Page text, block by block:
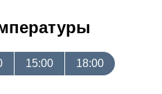
15:00 18:00